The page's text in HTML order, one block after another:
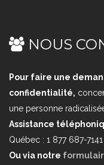
NOUS
Pour faire une
confidentialité,
une personne
Assistance
Québec : 1 877 687-7141
Ou via notre